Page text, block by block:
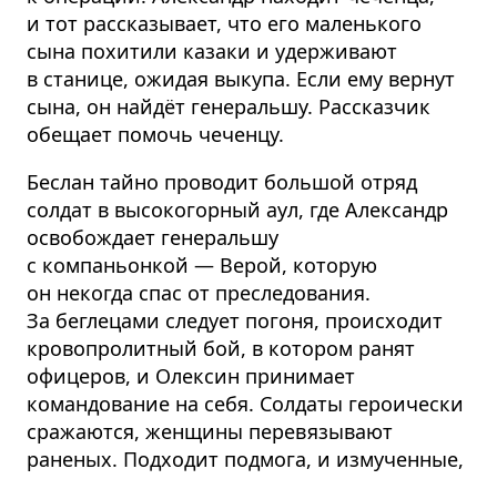
и тот рассказывает, что его маленького
сына похитили казаки и удерживают
в станице, ожидая выкупа. Если ему вернут
сына, он найдёт генеральшу. Рассказчик
обещает помочь чеченцу.
Беслан тайно проводит большой отряд
солдат в высокогорный аул, где Александр
освобождает генеральшу
с компаньонкой — Верой, которую
он некогда спас от преследования.
За беглецами следует погоня, происходит
кровопролитный бой, в котором ранят
офицеров, и Олексин принимает
командование на себя. Солдаты героически
сражаются, женщины перевязывают
раненых. Подходит подмога, и измученные,